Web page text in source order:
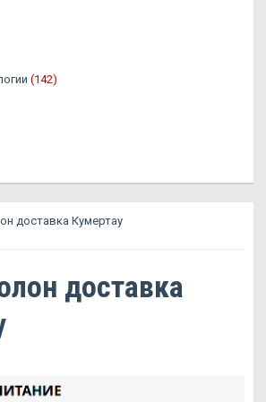
(142)
доставка Кумертау
доставка